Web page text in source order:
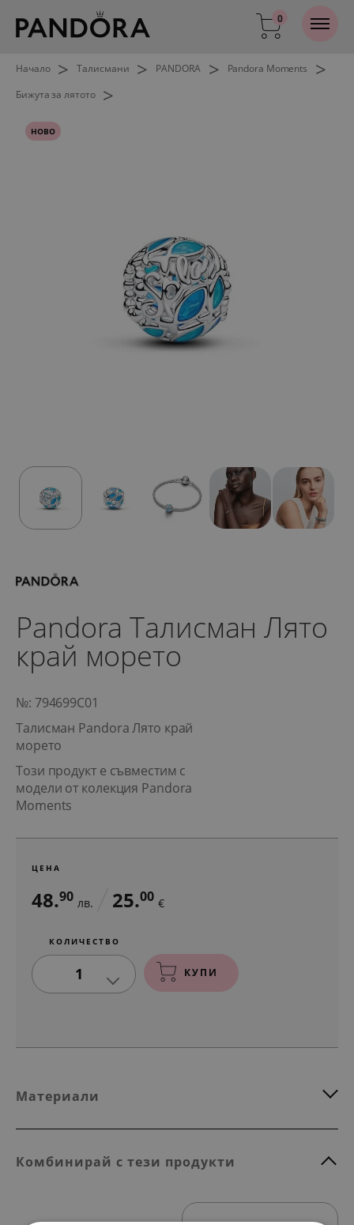
0
Начало > Талисмани > PANDORA > Pandora Moments >
Бижута за лятото >
НОВО
Pandora Талисман Лято
край морето
№: 794699C01
Талисман Pandora Лято край
морето
Този продукт е съвместим с
модели от колекция Pandora
Moments
ЦЕНА
48.90 лв. 25.00 €
КОЛИЧЕСТВО
1 КУПИ
Материали
Комбинирай с тези продукти